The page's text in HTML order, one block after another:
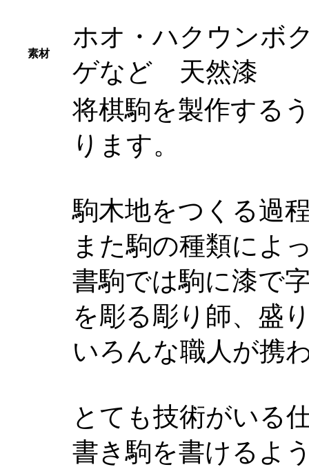
素材
ホオ・ハクウンボ
ゲなど 天然漆
将棋駒を製作する
ります。
駒木地をつくる過
また駒の種類によ
書駒では駒に漆で
を彫る彫り師、盛
いろんな職人が
とても技術がいる
書き駒を書けるよ